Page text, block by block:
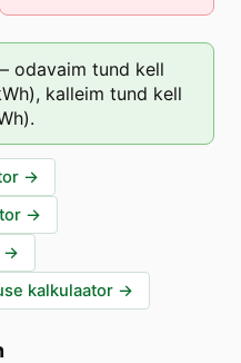
odavaim tund kell
kalleim tund kell
→
→
→
kalkulaator →